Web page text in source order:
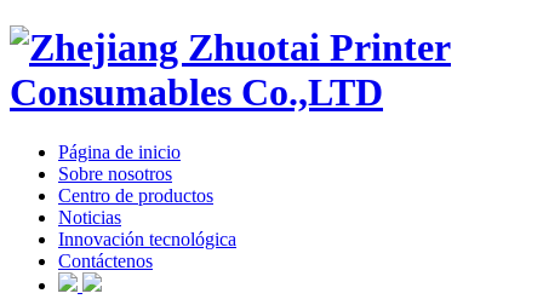
Página de inicio
Sobre nosotros
Centro de productos
Noticias
Innovación tecnológica
Contáctenos